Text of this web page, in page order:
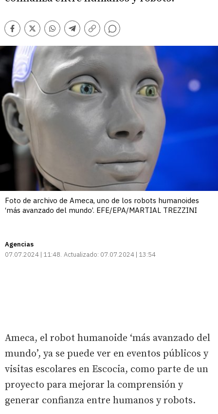
Facebook
TwitterWhatsappTelegram
Copiar
Comentarios
Foto de archivo de Ameca, uno de los robots humanoides
‘más avanzado del mundo’. EFE/EPA/MARTIAL TREZZINI
Agencias
07.07.2024 | 11:48 Actualizado: 07.07.2024 | 13:54
Ameca, el robot humanoide ‘más avanzado del
mundo’, ya se puede ver en eventos públicos y
visitas escolares en Escocia, como parte de un
proyecto para mejorar la comprensión y
generar confianza entre humanos y robots.